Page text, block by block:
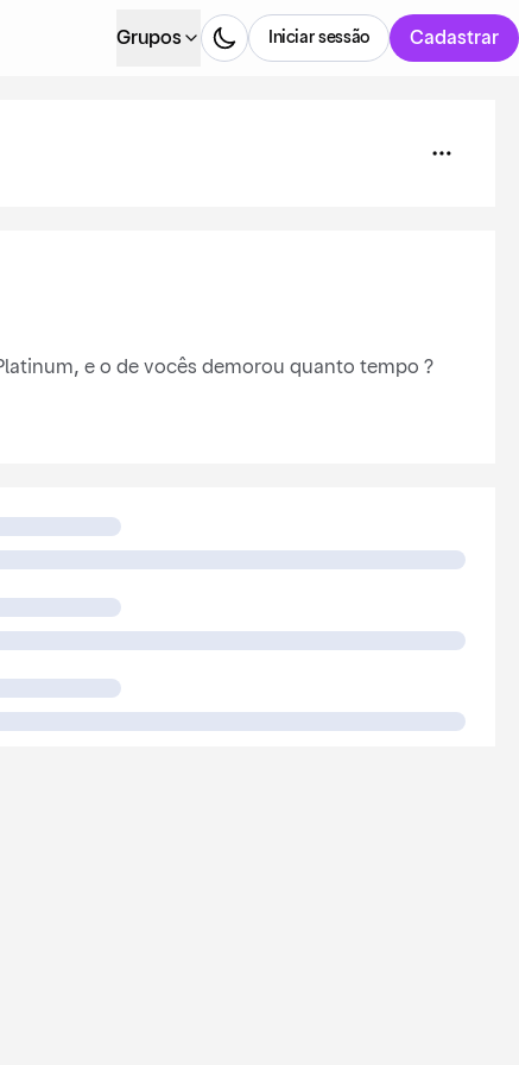
Grupos Cadastrar
Iniciar sessão
e o de vocês demorou quanto tempo ?